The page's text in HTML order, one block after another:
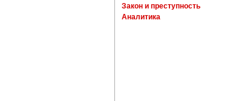
Закон и преступность
Аналитика